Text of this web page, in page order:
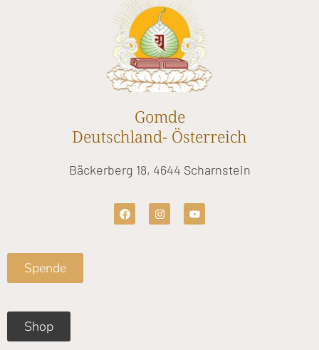
Gomde
Deutschland- Österreich
Bäckerberg 18, 4644 Scharnstein
F
a
c
I
n
s
Y
o
u
Spende
Shop